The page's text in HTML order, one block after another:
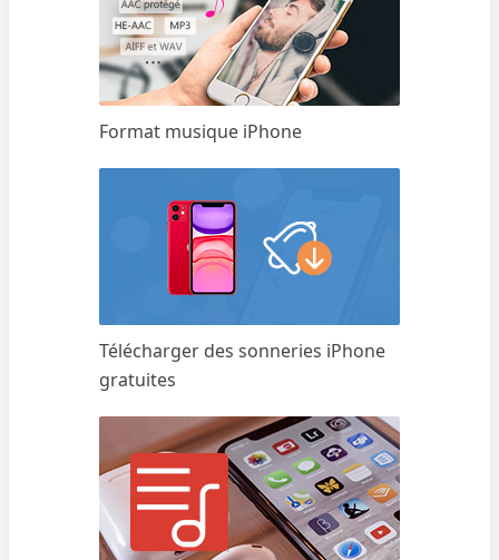
Format musique iPhone
Télécharger des sonneries iPhone
gratuites